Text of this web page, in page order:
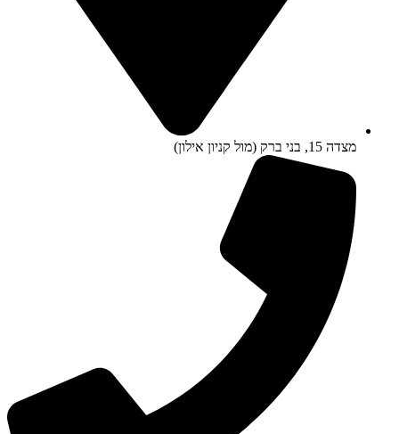
מצדה 15, בני ברק (מול קניון אילון)